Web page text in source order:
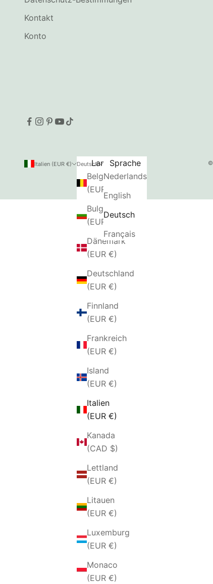
Kontakt
Konto
Italien (EUR €)
Land
Belgien
Bulgarien
Dänemark
(EUR €)
Deutschland
(EUR €)
Finnland
(EUR €)
Frankreich
(EUR €)
Island
(EUR €)
Italien
(EUR €)
Kanada
(CAD $)
Lettland
(EUR €)
Litauen
(EUR €)
Luxemburg
(EUR €)
Monaco
(EUR €)
Deutsch
Sprache
Nederlands
English
Deutsch
Français
©